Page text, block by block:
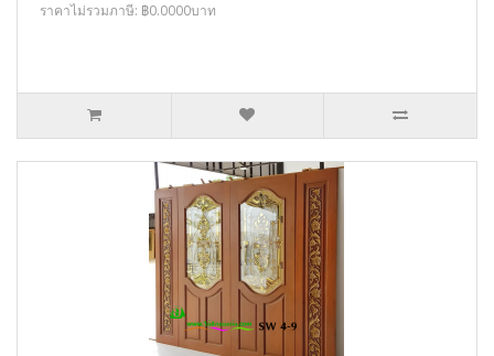
ราคาไม่รวมภาษี: ฿0.0000บาท